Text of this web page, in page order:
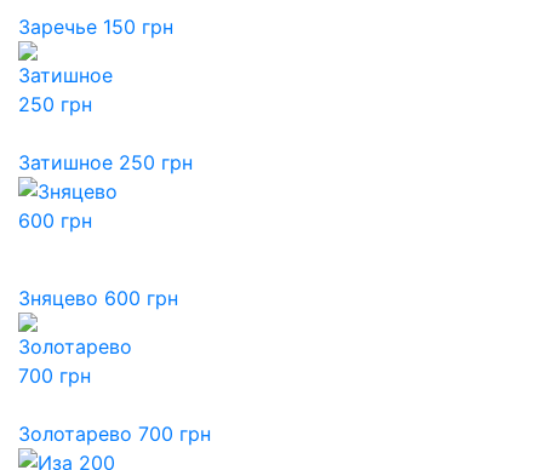
Заречье 150 грн
Затишное 250 грн
Зняцево 600 грн
Золотарево 700 грн